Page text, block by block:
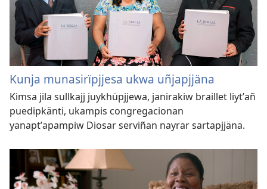
Kunja munasirïpjjesa ukwa uñjapjjäna
Kimsa jila sullkajj juykhüpjjewa, janirakiw braillet liytʼañ
puedipkänti, ukampis congregacionan
yanaptʼapampiw Diosar serviñan nayrar sartapjjäna.